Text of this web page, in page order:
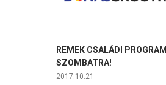
REMEK CSALÁDI PROGRAM
SZOMBATRA!
2017.10.21